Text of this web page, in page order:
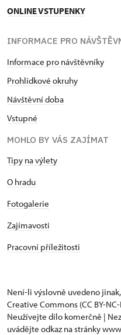
ONLINE VSTUPENKY
INFORMACE PRO
Informace pro návštěvníky
Prohlídkové okruhy
Návštěvní doba
Vstupné
MOHLO BY VÁS ZAJÍMAT
Tipy na výlety
O hradu
Fotogalerie
Zajímavosti
Pracovní příležitosti
Není-li výslovně uvedeno
Creative Commons (CC BY-
Neužívejte dílo komerčně |
uvádějte odkaz na stránky